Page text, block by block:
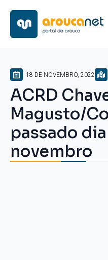
18 DE NOVEMBRO, 2022
ACRD
Magusto/
passado
novembro